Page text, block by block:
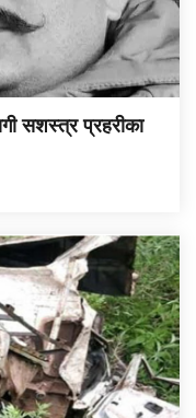
सशस्त्र प्रहरीका